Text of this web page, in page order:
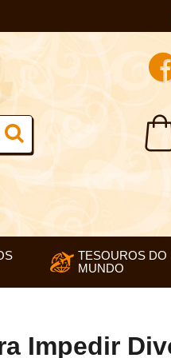
TESOUROS DO
MUNDO
Impedir